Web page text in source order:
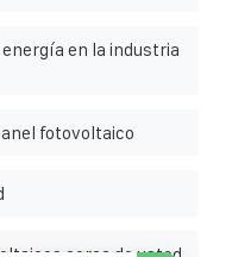
en la industria
fotovoltaico